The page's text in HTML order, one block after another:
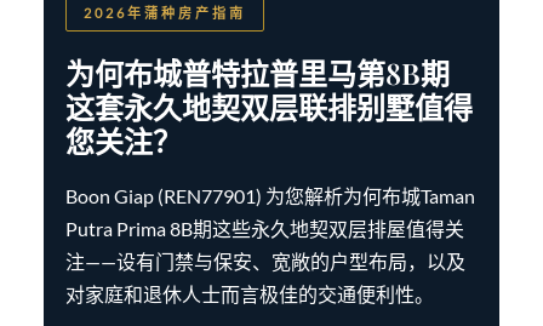
2026年蒲种房产指南
为何布城普特拉普里马第8B期
这套永久地契双层联排别墅值得
您关注？
Boon Giap (REN77901) 为您解析为何布城Taman
Putra Prima 8B期这些永久地契双层排屋值得关
注——设有门禁与保安、宽敞的户型布局，以及
对家庭和退休人士而言极佳的交通便利性。